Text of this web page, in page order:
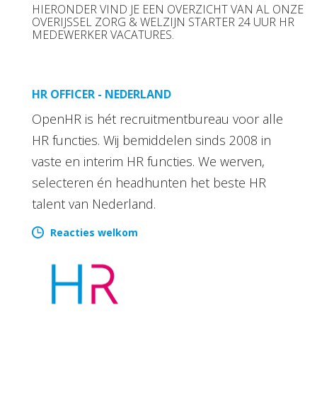
HIERONDER VIND JE EEN OVERZICHT VAN AL ONZE
OVERIJSSEL ZORG & WELZIJN STARTER 24 UUR HR
MEDEWERKER VACATURES.
HR OFFICER - NEDERLAND
OpenHR is hét recruitmentbureau voor alle
HR functies. Wij bemiddelen sinds 2008 in
vaste en interim HR functies. We werven,
selecteren én headhunten het beste HR
talent van Nederland.
Reacties welkom